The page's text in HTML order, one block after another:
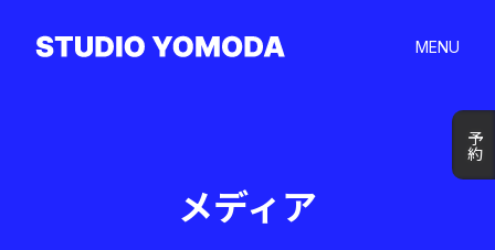
MENU
予約
予約
メディア